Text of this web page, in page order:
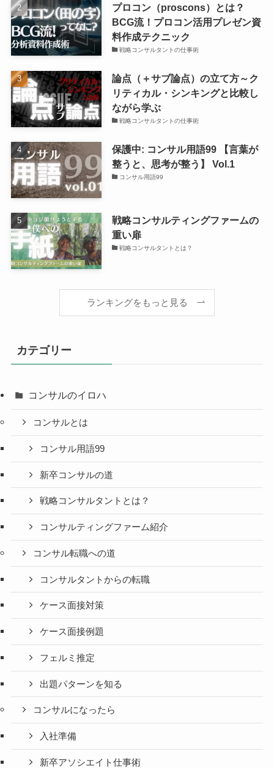
プロコン（proscons）とは？
BCG流！プロコン活用プレゼン資
料作成テクニック
戦略コンサルタントの仕事術
論点（＋サブ論点）の立て方～ク
リティカル・シンキングと比較し
ながら学ぶ
戦略コンサルタントの仕事術
保護中: コンサル用語99 【言葉が
整うと、思考が整う】 Vol.1
コンサル用語99
戦略コンサルティングファームの
重い扉
戦略コンサルタントとは？
ランキングをもっと見る
カテゴリー
コンサルのイロハ
コンサルとは
コンサル用語99
新卒コンサルの道
戦略コンサルタントとは？
コンサルティングファーム紹介
コンサル転職への道
コンサルタントからの転職
ケース面接対策
ケース面接例題
フェルミ推定
出題パターンを知る
コンサルになったら
入社準備
新卒アソシエイト仕事術